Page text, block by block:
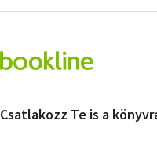
Csatlakozz Te is a